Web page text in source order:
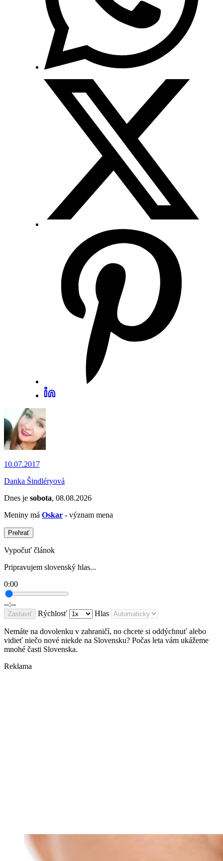
10.07.2017
Danka Šindléryová
Dnes je sobota, 08.08.2026
Meniny má Oskar - význam mena
Prehrať
Vypočuť článok
Pripravujem slovenský hlas...
0:00
--:--
Zastaviť Rýchlosť Hlas
Nemáte na dovolenku v zahraničí, no chcete si oddýchnuť alebo
vidieť niečo nové niekde na Slovensku? Počas leta vám ukážeme
mnohé časti Slovenska.
Reklama